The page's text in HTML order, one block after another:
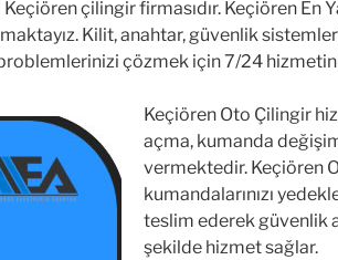
çilingir firmasıdır. Keçiören En
Kilit, anahtar, güvenlik
çözmek için 7/24
Keçiören Oto Çilingir
açma, kumanda
vermektedir. Keçiören
kumandalarınızı
teslim ederek güvenlik
şekilde hizmet sağlar.